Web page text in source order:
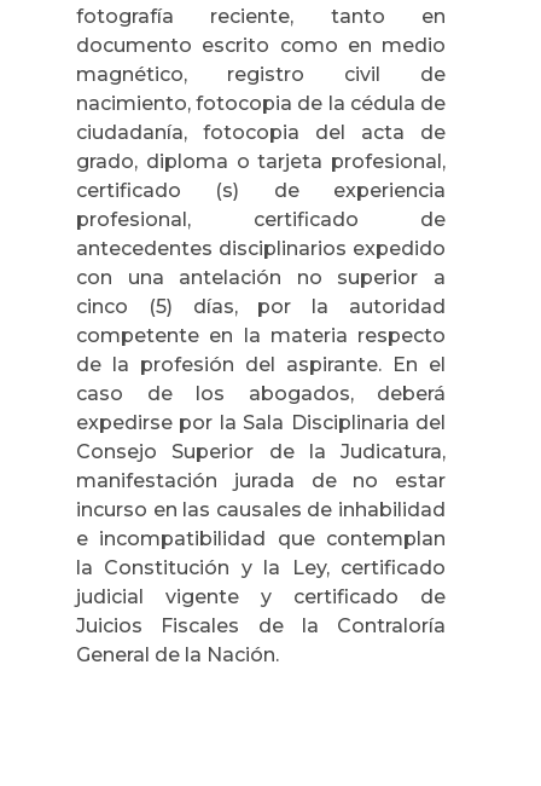
fotografía reciente, tanto en
documento escrito como en medio
magnético, registro civil de
nacimiento, fotocopia de la cédula de
ciudadanía, fotocopia del acta de
grado, diploma o tarjeta profesional,
certificado (s) de experiencia
profesional, certificado de
antecedentes disciplinarios expedido
con una antelación no superior a
cinco (5) días, por la autoridad
competente en la materia respecto
de la profesión del aspirante. En el
caso de los abogados, deberá
expedirse por la Sala Disciplinaria del
Consejo Superior de la Judicatura,
manifestación jurada de no estar
incurso en las causales de inhabilidad
e incompatibilidad que contemplan
la Constitución y la Ley, certificado
judicial vigente y certificado de
Juicios Fiscales de la Contraloría
General de la Nación.